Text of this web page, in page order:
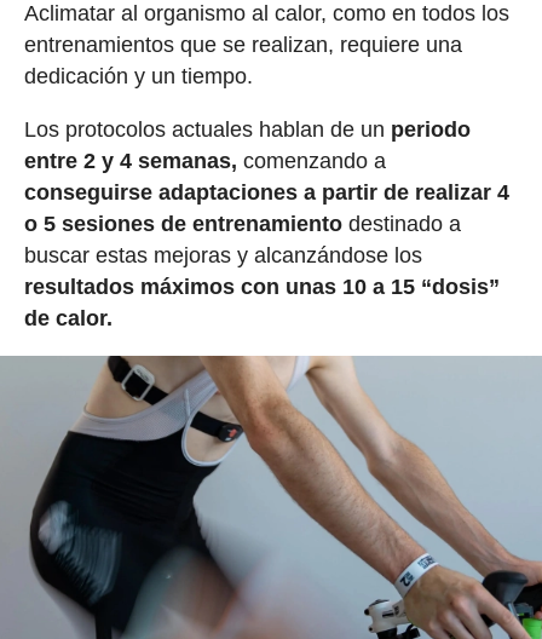
Aclimatar al organismo al calor, como en todos los
entrenamientos que se realizan, requiere una
dedicación y un tiempo.
Los protocolos actuales hablan de un periodo
entre 2 y 4 semanas, comenzando a
conseguirse adaptaciones a partir de realizar 4
o 5 sesiones de entrenamiento destinado a
buscar estas mejoras y alcanzándose los
resultados máximos con unas 10 a 15 “dosis”
de calor.